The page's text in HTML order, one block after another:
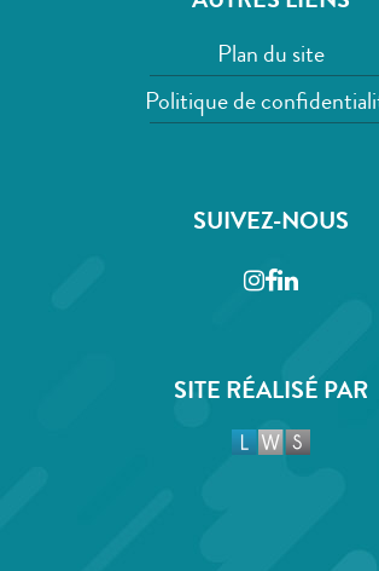
Plan du site
Politique de
SUIVEZ-NOUS
Instagram
Facebook
LinkedIn
SITE RÉALISÉ PAR